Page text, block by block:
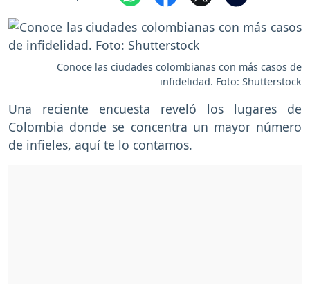
Conoce las ciudades colombianas con más casos de
infidelidad. Foto: Shutterstock
Una reciente encuesta reveló los lugares de
Colombia donde se concentra un mayor número
de infieles, aquí te lo contamos.